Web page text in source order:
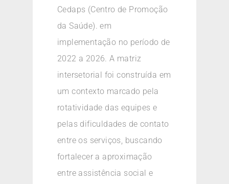
Cedaps (Centro de Promoção
da Saúde). em
implementação no período de
2022 a 2026. A matriz
intersetorial foi construída em
um contexto marcado pela
rotatividade das equipes e
pelas dificuldades de contato
entre os serviços, buscando
fortalecer a aproximação
entre assistência social e